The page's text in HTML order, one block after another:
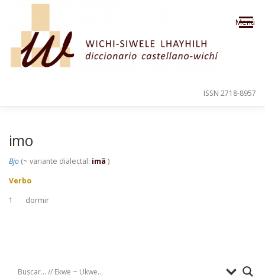
Saltar al contenido
Menú
ISSN 2718-8957
imo
Bjo (~ variante dialectal: imä )
Verbo
1
dormir